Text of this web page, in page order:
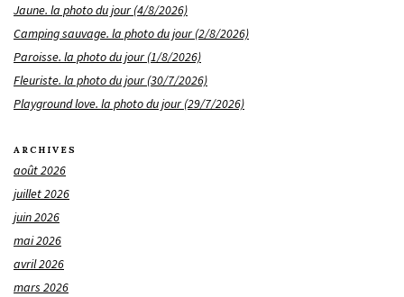
Jaune. la photo du jour (4/8/2026)
Camping sauvage. la photo du jour (2/8/2026)
Paroisse. la photo du jour (1/8/2026)
Fleuriste. la photo du jour (30/7/2026)
Playground love. la photo du jour (29/7/2026)
ARCHIVES
août 2026
juillet 2026
juin 2026
mai 2026
avril 2026
mars 2026